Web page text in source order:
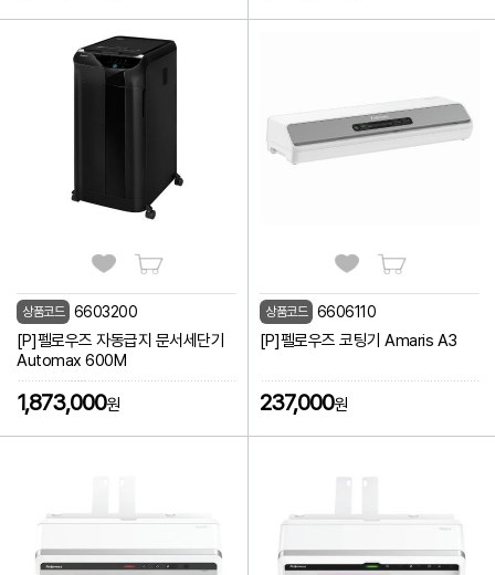
상품코드 6603200
[P]펠로우즈 자동급지 문서세단기
Automax 600M
1,873,000원
상품코드 6606110
[P]펠로우즈 코팅기 Amaris A3
237,000원